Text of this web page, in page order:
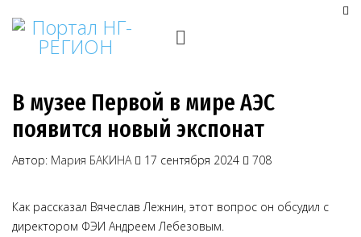
В музее Первой в мире АЭС
появится новый экспонат
Автор: Мария БАКИНА 17 сентября 2024 708
Как рассказал Вячеслав Лежнин, этот вопрос он обсудил с
директором ФЭИ Андреем Лебезовым.